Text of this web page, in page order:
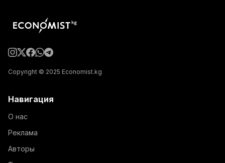
Copyright © 2025 Economist.kg
Навигация
О нас
Реклама
Авторы